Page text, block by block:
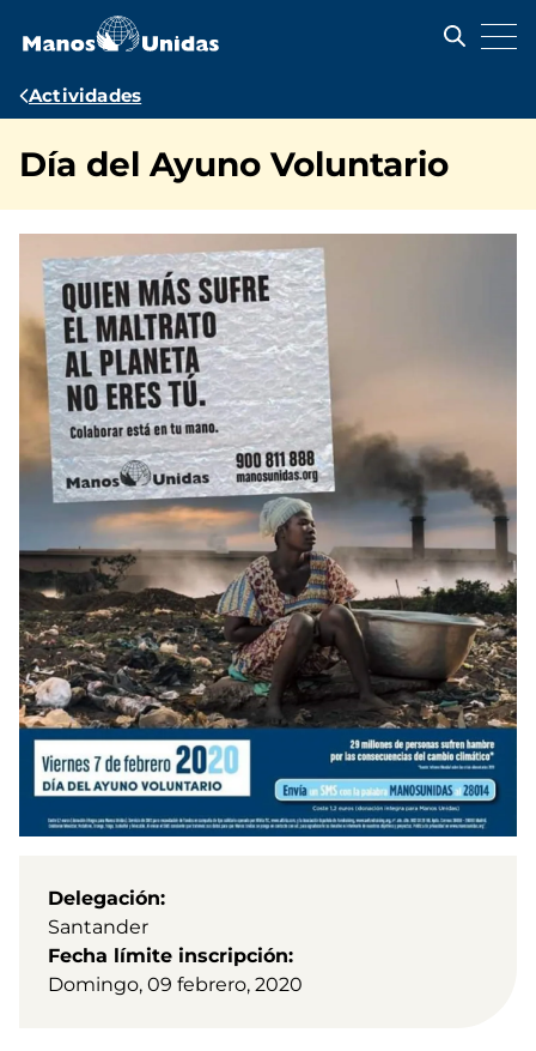
contenido
Ruta
navegación
Actividades
Día del Ayuno Voluntario
Delegación
Santander
Fecha límite inscripción
Domingo, 09 febrero, 2020